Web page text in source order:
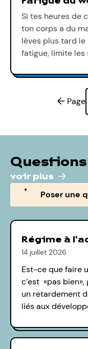
Si tes heures de
ton corps a du
lèves plus tard le
fatigue, limite les
Page
voir plus
Poser une
Régime à
14 juillet 2026
Est-ce que faire
c’est «pas
un retardement
liés aux